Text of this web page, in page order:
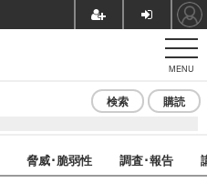
MENU
検索 購読
脅威･脆弱性 調査･報告